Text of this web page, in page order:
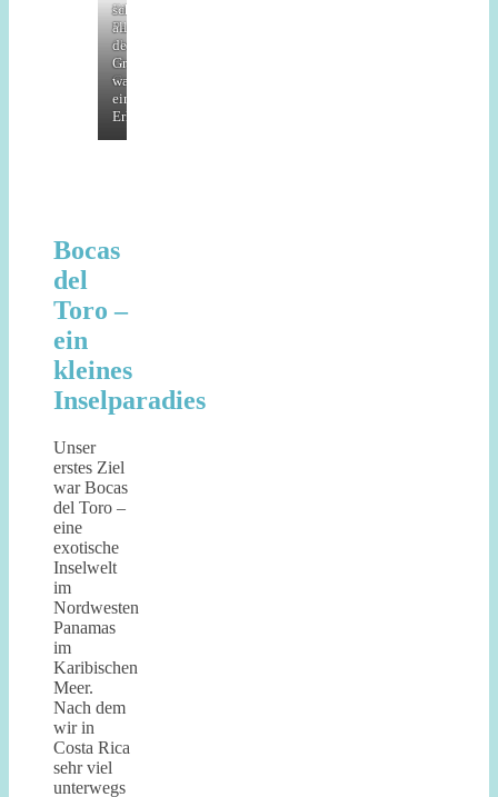
zu
Fuß
über
die
Grenze
Einreise
Panama
schon
alleine
der
Grenzübergang
war
ein
Erlebnis
Bocas
del
Toro –
ein
kleines
Inselparadies
Unser
erstes Ziel
war Bocas
del Toro –
eine
exotische
Inselwelt
im
Nordwesten
Panamas
im
Karibischen
Meer.
Nach dem
wir in
Costa Rica
sehr viel
unterwegs